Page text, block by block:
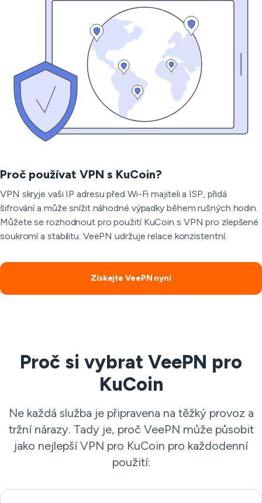
Proč používat VPN s KuCoin?
VPN skryje vaši IP adresu před Wi-Fi majiteli a ISP, přidá
šifrování a může snížit náhodné výpadky během rušných hodin.
Můžete se rozhodnout pro použití KuCoin s VPN pro zlepšené
soukromí a stabilitu. VeePN udržuje relace konzistentní.
Získejte VeePN nyní
Proč si vybrat VeePN pro
KuCoin
Ne každá služba je připravena na těžký provoz a
tržní nárazy. Tady je, proč VeePN může působit
jako nejlepší VPN pro KuCoin pro každodenní
použití: